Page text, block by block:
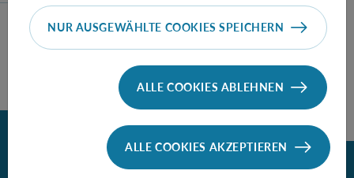
erste Seite
1
Seite 1
1
Seite 2
2 3
NUR AUSGEWÄHLTE COOKIES SPEICHERN
ALLE COOKIES ABLEHNEN
ALLE COOKIES AKZEPTIEREN